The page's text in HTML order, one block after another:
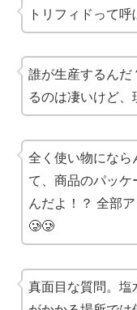
トリフィドって呼
誰が生産するんだ
るのは凄いけど、
全く使い物になら
て、商品のパッケ
んだよ！？ 全部
🥲🥲
真面目な質問。塩